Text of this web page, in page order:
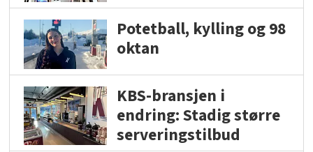
Potetball, kylling og 98
oktan
KBS-bransjen i
endring: Stadig større
serveringstilbud